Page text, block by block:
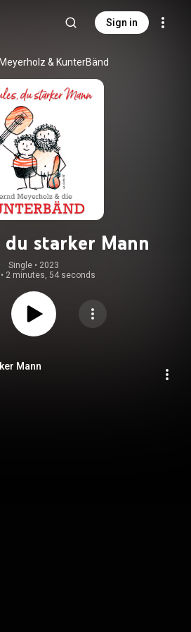
Sign in
& KunterBänd
du starker Mann
Single • 2023
• 2 minutes, 54 seconds
Mann